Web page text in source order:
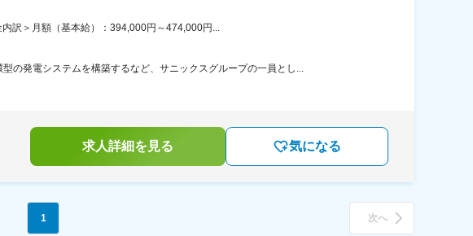
訳＞月額（基本給）：394,000円～474,000円...
の発電システムを構築するなど、サニックスグループの一員とし...
求人詳細を見る 気になる
1 次へ